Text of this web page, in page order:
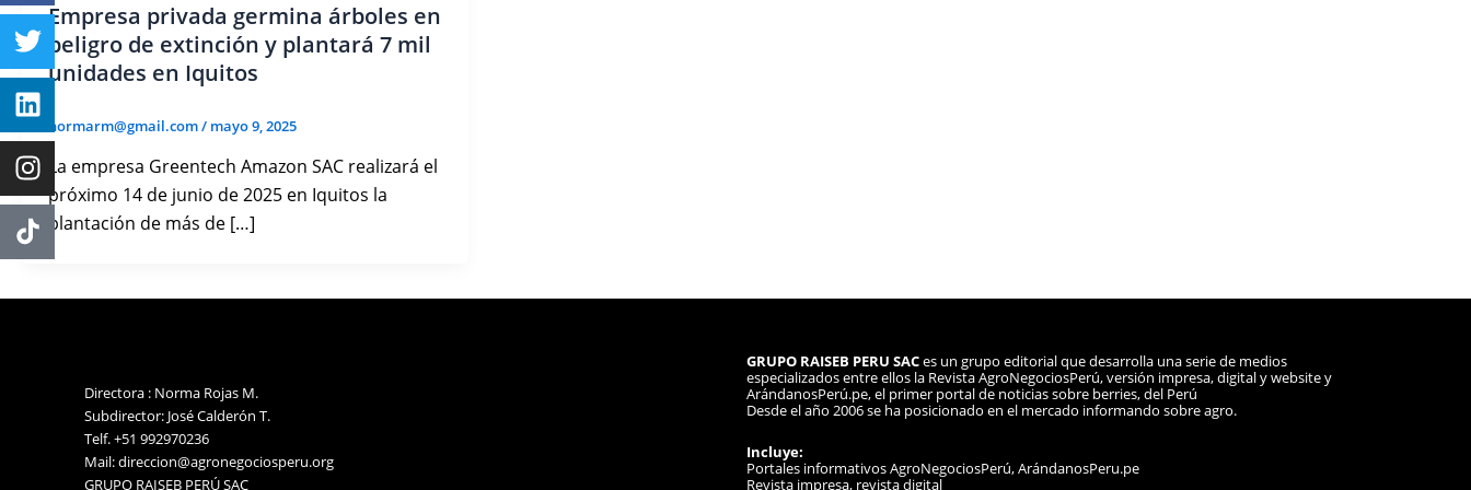
Empresa privada germina árboles en
peligro de extinción y plantará 7 mil
unidades en Iquitos
normarm@gmail.com/ mayo 9, 2025
La empresa Greentech Amazon SAC realizará el
próximo 14 de junio de 2025 en Iquitos la
plantación de más de […]
Directora : Norma Rojas M.
Subdirector: José Calderón T.
Telf. +51 992970236
Mail: direccion@agronegociosperu.org
GRUPO RAISEB PERÚ SAC
GRUPO RAISEB PERU SACes un grupo editorial que desarrolla una serie de medios
especializados entre ellos la Revista AgroNegociosPerú, versión impresa, digital y website y
ArándanosPerú.pe, el primer portal de noticias sobre berries, del Perú
Desde el año 2006 se ha posicionado en el mercado informando sobre agro.
Incluye:
Portales informativos AgroNegociosPerú, ArándanosPeru.pe
Revista impresa, revista digital